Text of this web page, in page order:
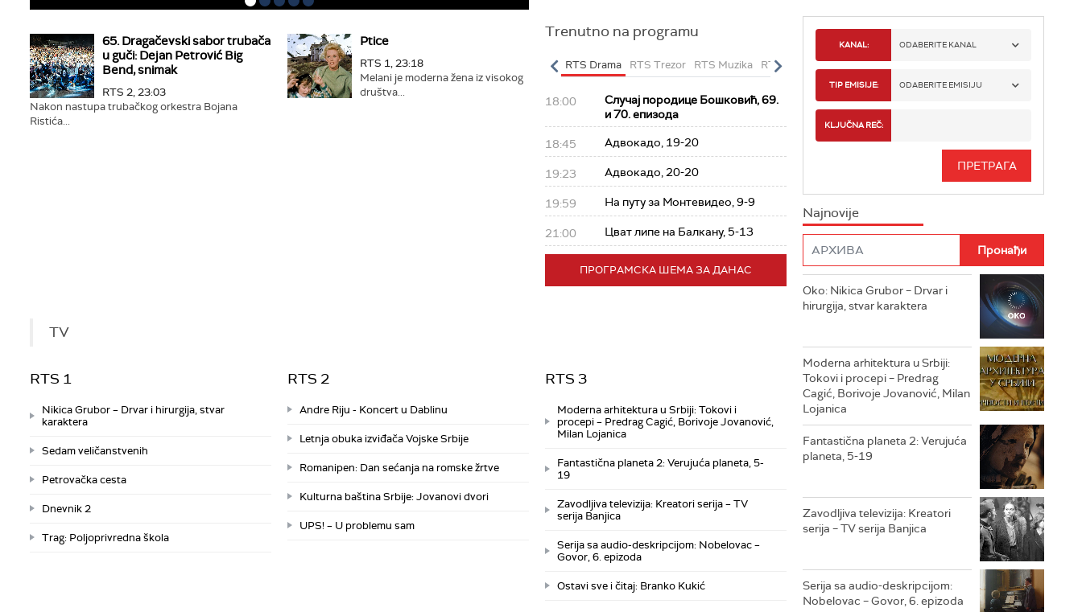
Trenutno na programu
RTS Klasika RTS Poletarac RTS Drama RTS Trezor RTS Muzika RTS Život RTS Klasika RTS Kolo
18:00
Случај породице Бошковић, 69.
и 70. епизода
18:45 Адвокадо, 19-20
19:23 Адвокадо, 20-20
19:59 На путу за Монтевидео, 9-9
21:00 Цват липе на Балкану, 5-13
ПРОГРАМСКА ШЕМА ЗА ДАНАС
65. Dragačevski sabor trubača
u guči: Dejan Petrović Big
Bend, snimak
RTS 2, 23:03
Nakon nastupa trubačkog orkestra Bojana
Ristića...
Ptice
RTS 1, 23:18
Melani je moderna žena iz visokog
društva...
TV
RTS 1
Nikica Grubor – Drvar i hirurgija, stvar
karaktera
Sedam veličanstvenih
Petrovačka cesta
Dnevnik 2
Trag: Poljoprivredna škola
RTS 2
Andre Riju - Koncert u Dablinu
Letnja obuka izviđača Vojske Srbije
Romanipen: Dan sećanja na romske žrtve
Kulturna baština Srbije: Jovanovi dvori
UPS! – U problemu sam
RTS 3
Moderna arhitektura u Srbiji: Tokovi i
procepi – Predrag Cagić, Borivoje Jovanović,
Milan Lojanica
Fantastična planeta 2: Verujuća planeta, 5-
19
Zavodljiva televizija: Kreatori serija – TV
serija Banjica
Serija sa audio-deskripcijom: Nobelovac –
Govor, 6. epizoda
Ostavi sve i čitaj: Branko Kukić
KANAL: ODABERITE KANAL
RTS 1
RTS 3
RTS ŽIVOT
RTS KLASIKA
RTS KOLO
RTS TREZOR
RTS MUZIKA
RTS POLETARAC
TIP EMISIJE: ODABERITE EMISIJU
KLJUČNA REČ:
Najnovije
Oko: Nikica Grubor – Drvar i
hirurgija, stvar karaktera
Moderna arhitektura u Srbiji:
Tokovi i procepi – Predrag
Cagić, Borivoje Jovanović, Milan
Lojanica
Fantastična planeta 2: Verujuća
planeta, 5-19
Zavodljiva televizija: Kreatori
serija – TV serija Banjica
Serija sa audio-deskripcijom:
Nobelovac – Govor, 6. epizoda